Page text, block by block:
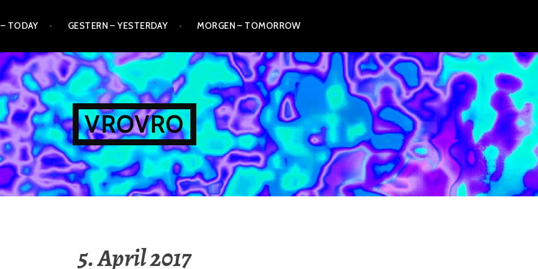
TODAY GESTERN – YESTERDAY MORGEN – TOMORROW
VROVRO
5. April 2017